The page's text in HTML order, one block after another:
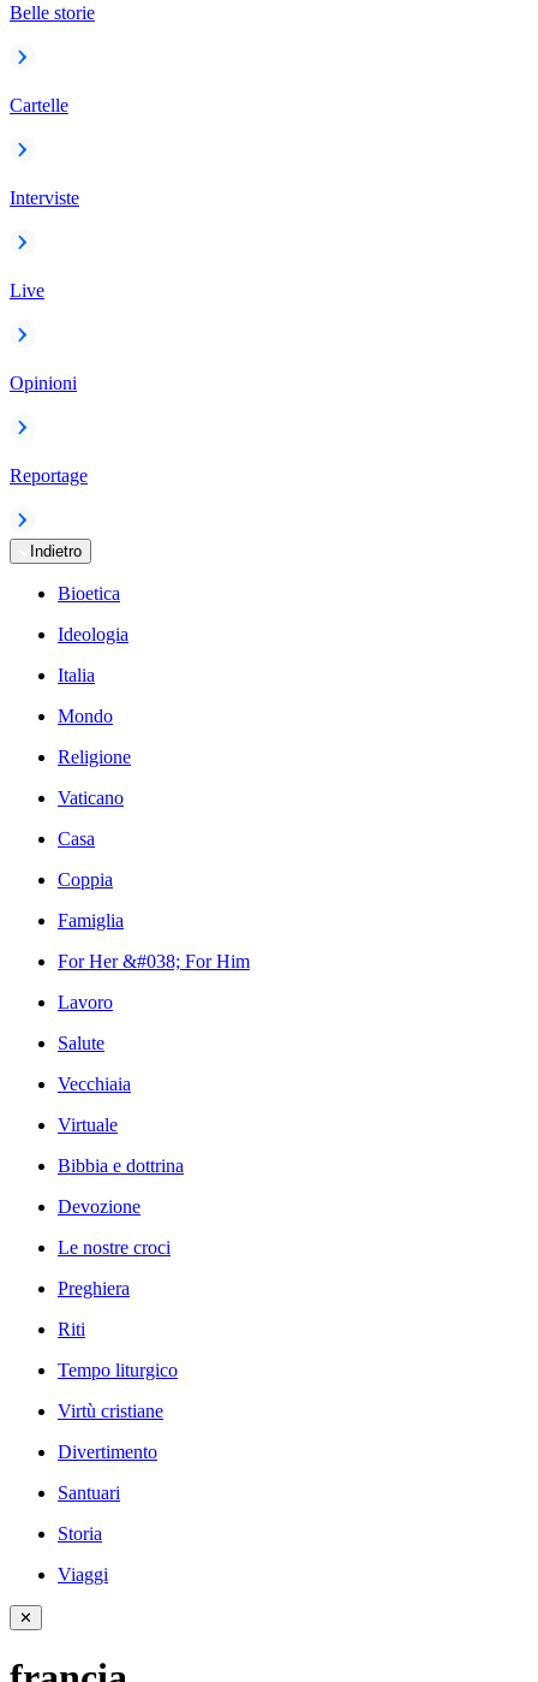
Belle storie
Cartelle
Interviste
Live
Opinioni
Reportage
Indietro
Bioetica
Ideologia
Italia
Mondo
Religione
Vaticano
Casa
Coppia
Famiglia
For Her &#038; For Him
Lavoro
Salute
Vecchiaia
Virtuale
Bibbia e dottrina
Devozione
Le nostre croci
Preghiera
Riti
Tempo liturgico
Virtù cristiane
Divertimento
Santuari
Storia
Viaggi
✕